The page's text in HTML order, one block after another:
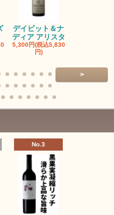
デイビット＆ナ
ディア アリスタ
5,300円(税込5,830
円)
>
No.3